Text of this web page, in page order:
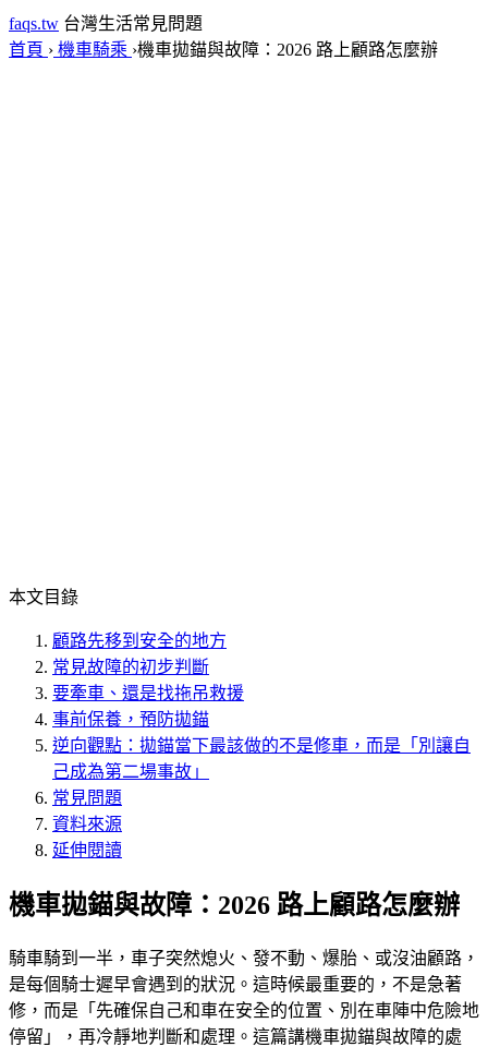
faqs.tw 台灣生活常見問題
首頁 › 機車騎乘 ›機車拋錨與故障：2026 路上顧路怎麼辦
本文目錄
顧路先移到安全的地方
常見故障的初步判斷
要牽車、還是找拖吊救援
事前保養，預防拋錨
逆向觀點：拋錨當下最該做的不是修車，而是「別讓自
己成為第二場事故」
常見問題
資料來源
延伸閱讀
機車拋錨與故障：2026 路上顧路怎麼辦
騎車騎到一半，車子突然熄火、發不動、爆胎、或沒油顧路，
是每個騎士遲早會遇到的狀況。這時候最重要的，不是急著
修，而是「先確保自己和車在安全的位置、別在車陣中危險地
停留」，再冷靜地判斷和處理。這篇講機車拋錨與故障的處